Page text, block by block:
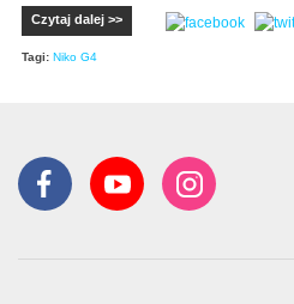
Czytaj dalej >>
Tagi: Niko G4